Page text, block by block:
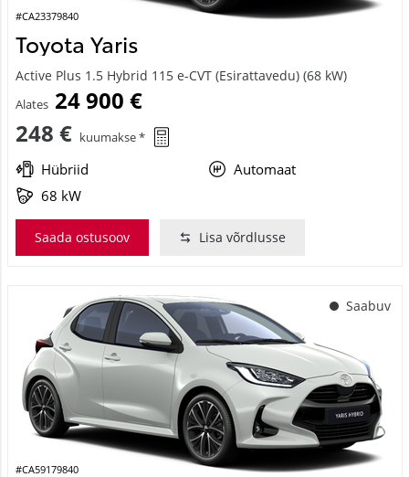
#CA23379840
Toyota Yaris
Active Plus 1.5 Hybrid 115 e-CVT (Esirattavedu) (68 kW)
Alates 24 900 €
248 € kuumakse *
Hübriid
Automaat
68 kW
Saada ostusoov Lisa võrdlusse
Saabuv
#CA59179840